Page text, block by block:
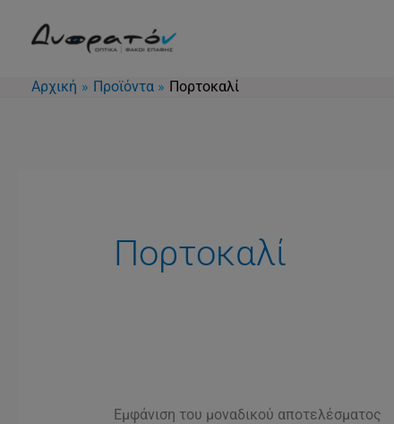
Αρχική
Προϊόντα Πορτοκαλί
Πορτοκαλί
Εμφάνιση του μοναδικού αποτελέσματος